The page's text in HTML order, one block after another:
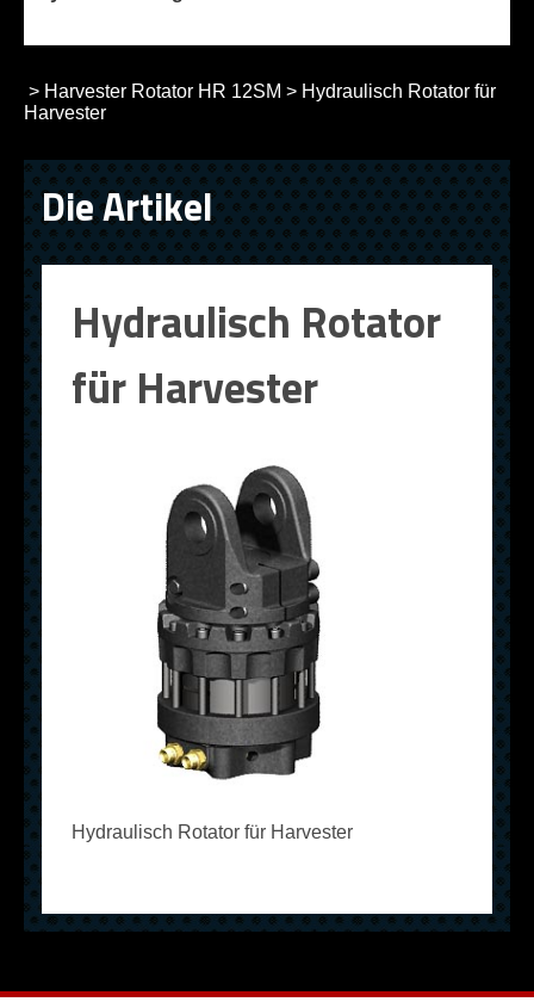
> Harvester Rotator HR 12SM > Hydraulisch Rotator für
Harvester
Die Artikel
Hydraulisch Rotator
für Harvester
Hydraulisch Rotator für Harvester